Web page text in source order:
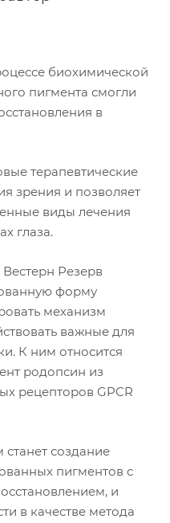
биохимической
пигмента смогли
в
терапевтические
зрения и позволяет
виды лечения
глаза.
Резерв
форму
механизм
важные для
К ним относится
родопсин из
рецепторов GPCR
создание
пигментов с
и
в качестве метода